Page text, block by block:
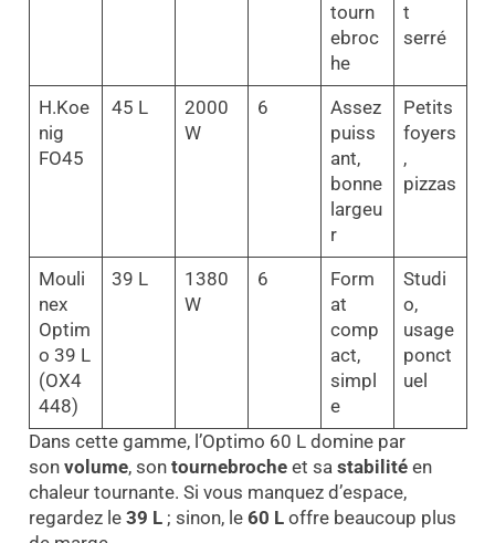
tourn
ebroc
he
t
serré
H.Koe
nig
FO45
45 L
2000
W
6
Assez
puiss
ant,
bonne
largeu
r
Petits
foyers
,
pizzas
Mouli
nex
Optim
o 39 L
(OX4
448)
39 L
1380
W
6
Form
at
comp
act,
simpl
e
Studi
o,
usage
ponct
uel
Dans cette gamme, l’Optimo 60 L domine par
son volume, son tournebrocheet sa stabilitéen
chaleur tournante. Si vous manquez d’espace,
regardez le 39 L; sinon, le 60 Loffre beaucoup plus